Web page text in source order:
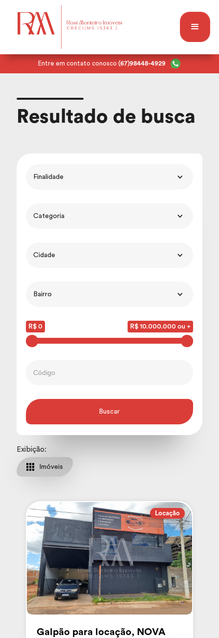
Entre em contato conosco (67)98448-4929
Resultado de busca
Finalidade
Categoria
Cidade
Bairro
R$ 0 R$ 10.000.000 ou +
Exibição:
Imóveis
Locação
Galpão para locação, NOVA